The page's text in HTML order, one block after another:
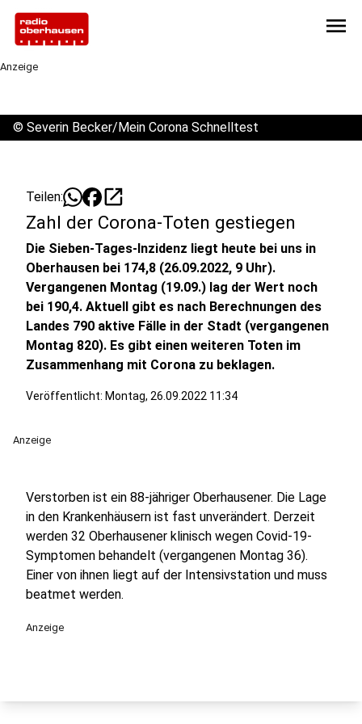
menu
Anzeige
© Severin Becker/Mein Corona Schnelltest
Teilen: open_in_new
Zahl der Corona-Toten gestiegen
Die Sieben-Tages-Inzidenz liegt heute bei uns in
Oberhausen bei 174,8 (26.09.2022, 9 Uhr).
Vergangenen Montag (19.09.) lag der Wert noch
bei 190,4. Aktuell gibt es nach Berechnungen des
Landes 790 aktive Fälle in der Stadt (vergangenen
Montag 820). Es gibt einen weiteren Toten im
Zusammenhang mit Corona zu beklagen.
Veröffentlicht: Montag, 26.09.2022 11:34
Anzeige
Verstorben ist ein 88-jähriger Oberhausener. Die Lage
in den Krankenhäusern ist fast unverändert. Derzeit
werden 32 Oberhausener klinisch wegen Covid-19-
Symptomen behandelt (vergangenen Montag 36).
Einer von ihnen liegt auf der Intensivstation und muss
beatmet werden.
Anzeige